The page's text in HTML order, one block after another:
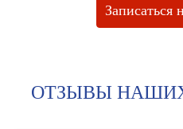
Записаться
ОТЗЫВЫ